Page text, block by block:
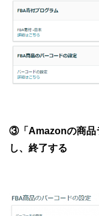
③「Amazonの商品
し、終了する